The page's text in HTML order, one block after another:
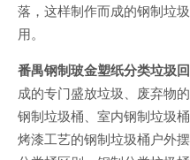
落，这样制作而成的钢制垃
用。
番禺钢制玻金塑纸分类垃圾
成的专门盛放垃圾、废弃物
钢制垃圾桶、室内钢制垃圾
烤漆工艺的钢制垃圾桶户外